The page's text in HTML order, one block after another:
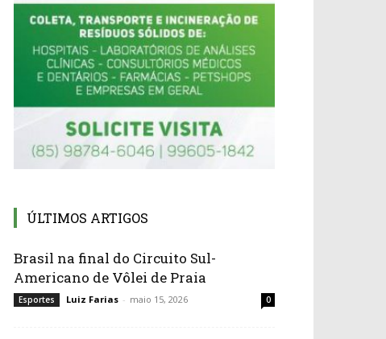
ÚLTIMOS ARTIGOS
Brasil na final do Circuito Sul-
Americano de Vôlei de Praia
Esportes Luiz Farias - maio 15, 2026 0